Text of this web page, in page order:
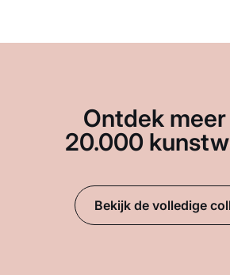
Ontdek
20.000
Bekijk de volledige